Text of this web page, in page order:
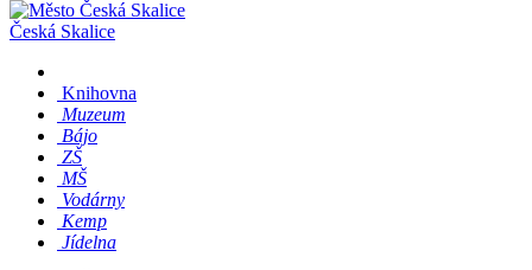
Česká Skalice
Knihovna
Muzeum
Bájo
ZŠ
MŠ
Vodárny
Kemp
Jídelna